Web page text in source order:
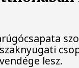
lesz.